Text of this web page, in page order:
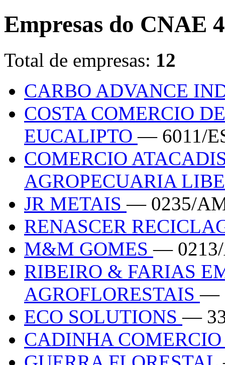
Empresas do CNAE
Total de empresas: 12
CARBO ADVANCE
COSTA COMERCIO
EUCALIPTO— 6011/
COMERCIO
AGROPECUARIA
JR METAIS— 0235/
RENASCER
M&M GOMES—
RIBEIRO & FARIAS
AGROFLORESTAIS—
ECO SOLUTIONS—
CADINHA